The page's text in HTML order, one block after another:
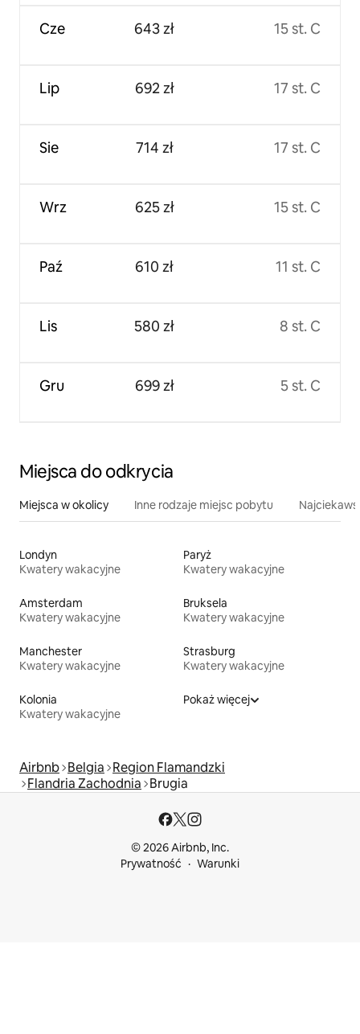
Cze
Lip
Sie
Wrz
Paź
Lis
Gru
643 zł
692 zł
714 zł
625 zł
610 zł
580 zł
699 zł
15 st. C
17 st. C
17 st. C
15 st. C
11 st. C
8 st. C
5 st. C
Miejsca do odkrycia
Miejsca w okolicy Inne rodzaje miejsc pobytu
Londyn
Kwatery wakacyjne
Paryż
Kwatery wakacyjne
Amsterdam
Kwatery wakacyjne
Bruksela
Kwatery wakacyjne
Manchester
Kwatery wakacyjne
Strasburg
Kwatery wakacyjne
Kolonia
Kwatery wakacyjne
Pokaż więcej
Airbnb Belgia Region Flamandzki
Flandria Zachodnia Brugia
© 2026 Airbnb, Inc.
Prywatność
Warunki